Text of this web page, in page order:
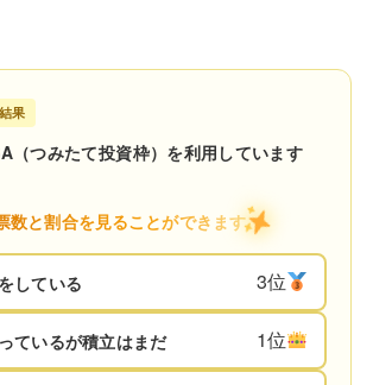
果
（つみたて投資枠）を利用しています
数と割合を見ることができます
している 3位
ているが積立はまだ 1位